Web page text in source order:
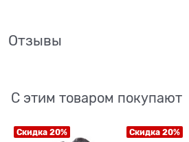
Отзывы
С этим товаром покупают
Скидка 20% Скидка 20%